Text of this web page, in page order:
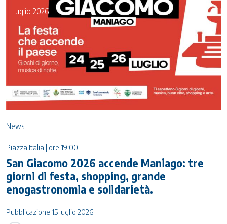
Luglio 2026
News
Piazza Italia | ore 19:00
San Giacomo 2026 accende Maniago: tre
giorni di festa, shopping, grande
enogastronomia e solidarietà.
Pubblicazione 15 luglio 2026